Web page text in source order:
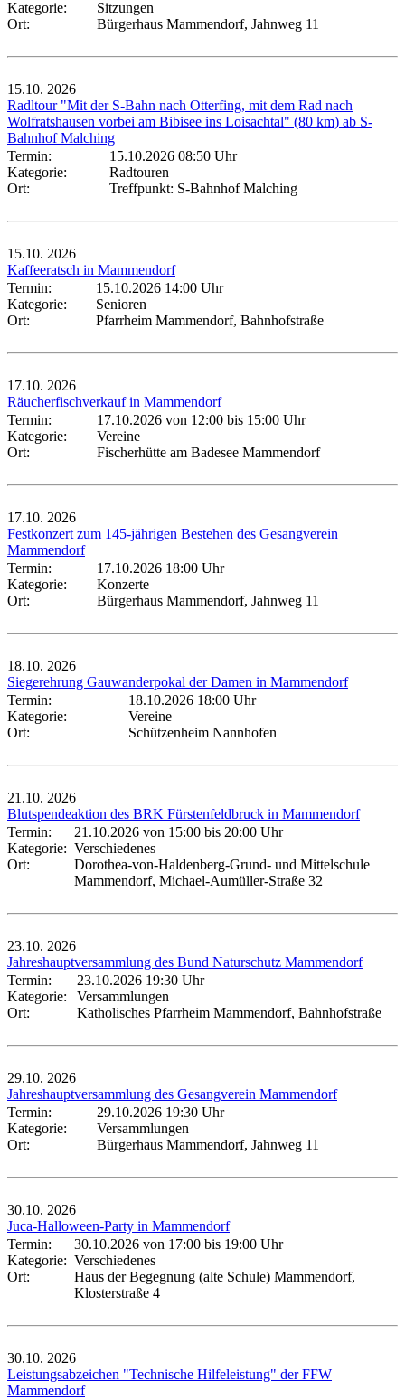
Kategorie:
Sitzungen
Ort:
Bürgerhaus Mammendorf, Jahnweg 11
15.10. 2026
Radltour "Mit der S-Bahn nach Otterfing, mit dem Rad nach
Wolfratshausen vorbei am Bibisee ins Loisachtal" (80 km) ab S-
Bahnhof Malching
Termin:
15.10.2026 08:50 Uhr
Kategorie:
Radtouren
Ort:
Treffpunkt: S-Bahnhof Malching
15.10. 2026
Kaffeeratsch in Mammendorf
Termin:
15.10.2026 14:00 Uhr
Kategorie:
Senioren
Ort:
Pfarrheim Mammendorf, Bahnhofstraße
17.10. 2026
Räucherfischverkauf in Mammendorf
Termin:
17.10.2026 von 12:00 bis 15:00 Uhr
Kategorie:
Vereine
Ort:
Fischerhütte am Badesee Mammendorf
17.10. 2026
Festkonzert zum 145-jährigen Bestehen des Gesangverein
Mammendorf
Termin:
17.10.2026 18:00 Uhr
Kategorie:
Konzerte
Ort:
Bürgerhaus Mammendorf, Jahnweg 11
18.10. 2026
Siegerehrung Gauwanderpokal der Damen in Mammendorf
Termin:
18.10.2026 18:00 Uhr
Kategorie:
Vereine
Ort:
Schützenheim Nannhofen
21.10. 2026
Blutspendeaktion des BRK Fürstenfeldbruck in Mammendorf
Termin:
21.10.2026 von 15:00 bis 20:00 Uhr
Kategorie: Verschiedenes
Ort:
Dorothea-von-Haldenberg-Grund- und Mittelschule
Mammendorf, Michael-Aumüller-Straße 32
23.10. 2026
Jahreshauptversammlung des Bund Naturschutz Mammendorf
Termin:
23.10.2026 19:30 Uhr
Kategorie:
Versammlungen
Ort:
Katholisches Pfarrheim Mammendorf, Bahnhofstraße
29.10. 2026
Jahreshauptversammlung des Gesangverein Mammendorf
Termin:
29.10.2026 19:30 Uhr
Kategorie:
Versammlungen
Ort:
Bürgerhaus Mammendorf, Jahnweg 11
30.10. 2026
Juca-Halloween-Party in Mammendorf
Termin:
30.10.2026 von 17:00 bis 19:00 Uhr
Kategorie: Verschiedenes
Ort:
Haus der Begegnung (alte Schule) Mammendorf,
Klosterstraße 4
30.10. 2026
Leistungsabzeichen "Technische Hilfeleistung" der FFW
Mammendorf